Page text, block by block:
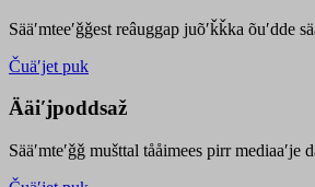
Sääʹmteeʹǧǧest reâuggap juõʹǩǩka õuʹdde
Čuäʹjet puk
Ääiʹjpoddsaž
Sääʹmteʹǧǧ mušttal tååimees pirr